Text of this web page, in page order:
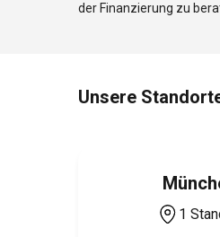
der Finanzierung zu
Unsere
1